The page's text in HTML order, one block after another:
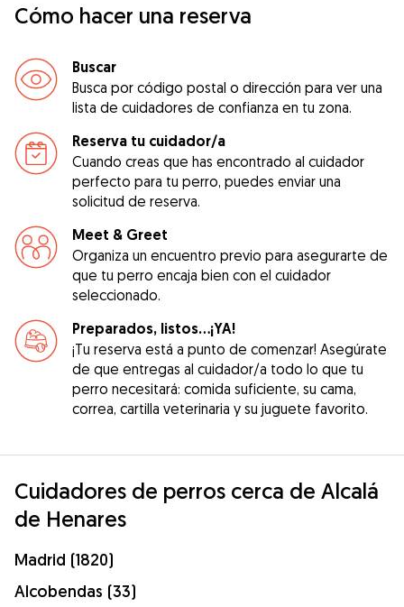
Cómo hacer una reserva
Buscar
Busca por código postal o dirección para ver una
lista de cuidadores de confianza en tu zona.
Reserva tu cuidador/a
Cuando creas que has encontrado al cuidador
perfecto para tu perro, puedes enviar una
solicitud de reserva.
Meet & Greet
Organiza un encuentro previo para asegurarte de
que tu perro encaja bien con el cuidador
seleccionado.
Preparados, listos...¡YA!
¡Tu reserva está a punto de comenzar! Asegúrate
de que entregas al cuidador/a todo lo que tu
perro necesitará: comida suficiente, su cama,
correa, cartilla veterinaria y su juguete favorito.
Cuidadores de perros cerca de Alcalá
de Henares
Madrid (1820)
Alcobendas (33)